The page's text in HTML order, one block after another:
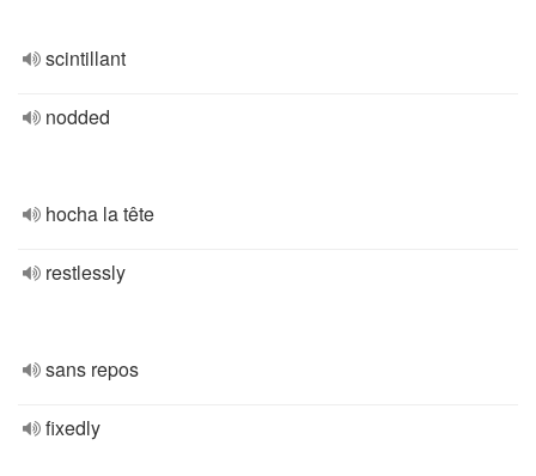
scintillant
nodded
hocha la tête
restlessly
sans repos
fixedly